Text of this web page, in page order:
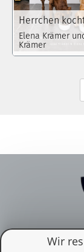
Wir
Herrchen
Elena Krämer
Krämer